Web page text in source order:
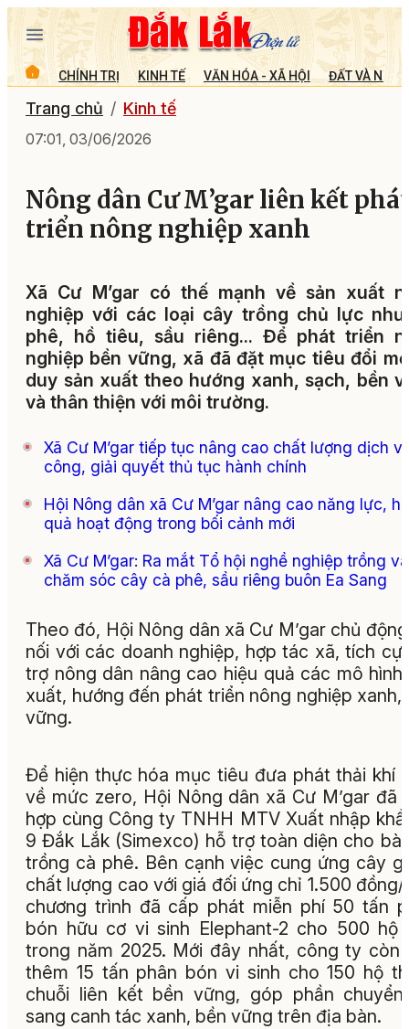
CHÍNH TRỊ KINH TẾ VĂN HÓA - XÃ HỘI ĐẤT VÀ
Trang chủ Kinh tế
07:01, 03/06/2026
Nông dân Cư M’gar liên kết phát
triển nông nghiệp xanh
Xã Cư M’gar có thế mạnh về sản xuất
nghiệp với các loại cây trồng chủ lực
phê, hồ tiêu, sầu riêng... Để phát triển
nghiệp bền vững, xã đã đặt mục tiêu đổi
duy sản xuất theo hướng xanh, sạch, bền
và thân thiện với môi trường.
Xã Cư M’gar tiếp tục nâng cao chất lượng dịch
công, giải quyết thủ tục hành chính
Hội Nông dân xã Cư M’gar nâng cao năng lực,
quả hoạt động trong bối cảnh mới
Xã Cư M’gar: Ra mắt Tổ hội nghề nghiệp trồng và
chăm sóc cây cà phê, sầu riêng buôn Ea Sang
Theo đó, Hội Nông dân xã Cư M’gar chủ
nối với các doanh nghiệp, hợp tác xã, tích
trợ nông dân nâng cao hiệu quả các mô hình
xuất, hướng đến phát triển nông nghiệp xanh,
vững.
Để hiện thực hóa mục tiêu đưa phát thải khí
về mức zero, Hội Nông dân xã Cư M’gar đã
hợp cùng Công ty TNHH MTV Xuất nhập
9 Đắk Lắk (Simexco) hỗ trợ toàn diện cho bà
trồng cà phê. Bên cạnh việc cung ứng cây
chất lượng cao với giá đối ứng chỉ 1.500 đồng/
chương trình đã cấp phát miễn phí 50 tấn
bón hữu cơ vi sinh Elephant-2 cho 500 hộ
trong năm 2025. Mới đây nhất, công ty còn
thêm 15 tấn phân bón vi sinh cho 150 hộ
chuỗi liên kết bền vững, góp phần
sang canh tác xanh, bền vững trên địa bàn.